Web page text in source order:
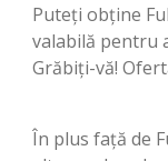
Puteți obține
valabilă pentru
Grăbiți-vă!
În plus față de